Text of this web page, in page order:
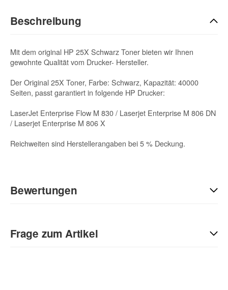
Beschreibung
Mit dem original HP 25X Schwarz Toner bieten wir Ihnen
gewohnte Qualität vom Drucker- Hersteller.
Der Original 25X Toner, Farbe: Schwarz, Kapazität: 40000
Seiten, passt garantiert in folgende HP Drucker:
LaserJet Enterprise Flow M 830 / Laserjet Enterprise M 806 DN
/ Laserjet Enterprise M 806 X
Reichweiten sind Herstellerangaben bei 5 % Deckung.
Bewertungen
Sie Anderen bei der Kaufentscheidung:
Frage zum Artikel